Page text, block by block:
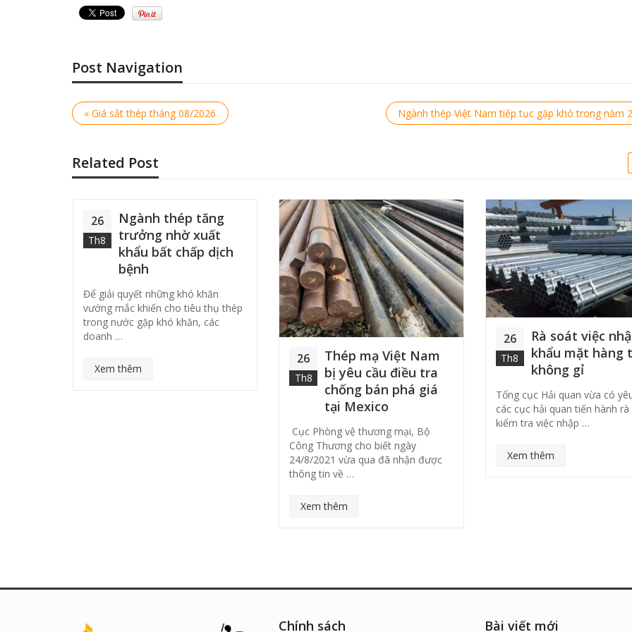
Post Navigation
« Giá sắt thép tháng 08/2026 Ngành thép Việt Nam tiếp tục gặp khó trong năm
Related Post
26
Th8
Ngành thép tăng
trưởng nhờ xuất
khẩu bất chấp dịch
bệnh
Để giải quyết những khó khăn
vướng mắc khiến cho tiêu thụ thép
trong nước gặp khó khăn, các
doanh …
Xem thêm
26
Th8
Thép mạ Việt Nam
bị yêu cầu điều tra
chống bán phá giá
tại Mexico
Cục Phòng vệ thương mại, Bộ
Công Thương cho biết ngày
24/8/2021 vừa qua đã nhận được
thông tin về …
Xem thêm
26
Th8
Rà soát việc
khẩu mặt hàng
không gỉ
Tổng cục Hải quan vừa có
các cục hải quan tiến hành
kiểm tra việc nhập …
Xem thêm
Chính sách Bài viết mới